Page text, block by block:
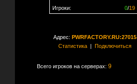
0/19
Игроки:
Адрес: PWRFACTORY.RU:27015
Статистика| Подключиться
Всего игроков на серверах: 9